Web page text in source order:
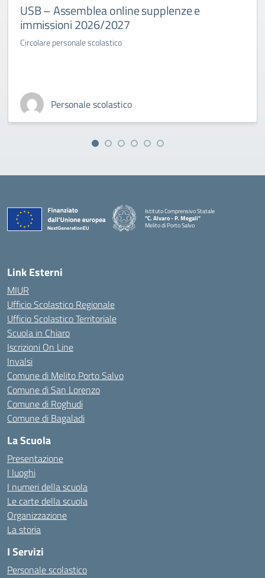
USB – Assemblea online supplenze e
immissioni 2026/2027
Circolare personale scolastico
Personale scolastico
Istituto Comprensivo Statale
"C. Alvaro - P. Megali"
Melito di Porto Salvo
Link Esterni
MIUR
Ufficio Scolastico Regionale
Ufficio Scolastico Territoriale
Scuola in Chiaro
Iscrizioni On Line
Invalsi
Comune di Melito Porto Salvo
Comune di San Lorenzo
Comune di Roghudi
Comune di Bagaladi
La Scuola
Presentazione
I luoghi
I numeri della scuola
Le carte della scuola
Organizzazione
La storia
I Servizi
Personale scolastico